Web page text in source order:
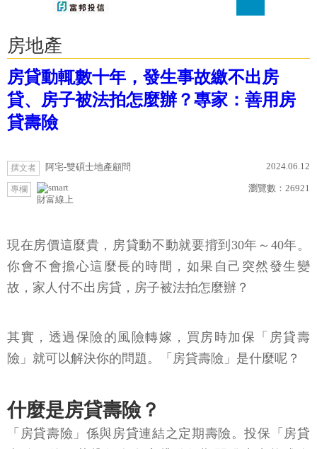
房地產
房貸動輒數十年，發生事故繳不出房
貸、房子被法拍怎麼辦？專家：善用房
貸壽險
撰文者 阿宅-雙碩士地產顧問 2024.06.12
專欄
財富線上
瀏覽數： 26921
現在房價這麼貴，房貸動不動就要揹到30年～40年。
你會不會擔心這麼長的時間，如果自己突然發生變
故，家人付不出房貸，房子被法拍怎麼辦？
其實，透過保險的風險轉嫁，買房時加保「房貸壽
險」就可以解決你的問題。「房貸壽險」是什麼呢？
什麼是房貸壽險？
「房貸壽險」係與房貸連結之定期壽險。投保「房貸